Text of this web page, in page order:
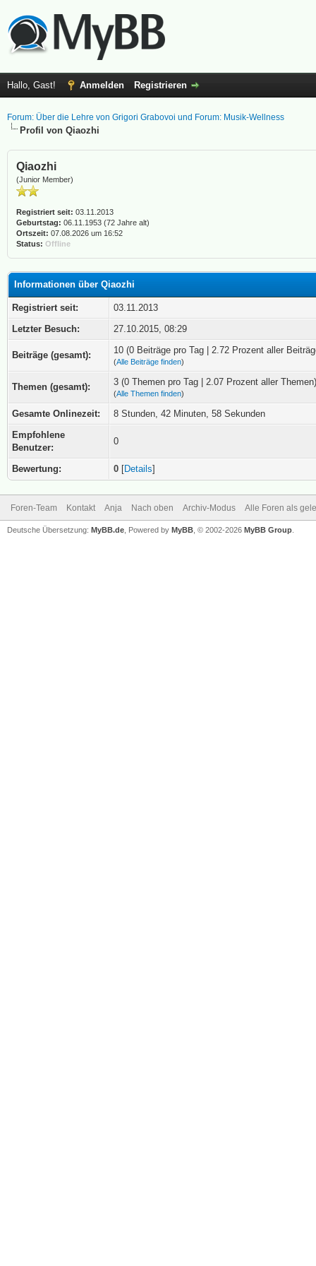
Hallo, Gast! Anmelden Registrieren
Forum: Über die Lehre von Grigori Grabovoi und Forum: Musik-Wellness
Profil von Qiaozhi
Qiaozhi
(Junior Member)
Registriert seit: 03.11.2013
Geburtstag: 06.11.1953 (72 Jahre alt)
Ortszeit: 07.08.2026 um 16:52
Status: Offline
Informationen über Qiaozhi
Registriert seit:
03.11.2013
Letzter Besuch:
27.10.2015, 08:29
Beiträge (gesamt): 10 (0 Beiträge pro Tag | 2.72 Prozent aller
(Alle Beiträge finden)
Themen (gesamt): 3 (0 Themen pro Tag | 2.07 Prozent aller Themen)
(Alle Themen finden)
Gesamte Onlinezeit:
8 Stunden, 42 Minuten, 58 Sekunden
Empfohlene
Benutzer:
0
Bewertung: 0 [Details]
Foren-Team Kontakt Anja Nach oben Archiv-Modus Alle Foren als
Deutsche Übersetzung: MyBB.de , Powered by MyBB , © 2002-2026 MyBB Group